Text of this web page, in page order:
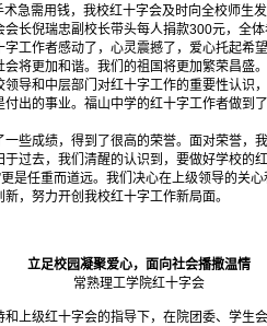
需用钱，我校红十字会及时向全校师生
长倪瑞忠副校长带头每人捐款300元，全
工作者感动了，心灵震撼了，爱心托起希
将更加和谐。我们的祖国将更加繁荣昌盛。
和中层部门对红十字工作的重要性认识
出的事业。福山中学的红十字工作者做到
成绩，得到了很高的荣誉。面对荣誉，
过去，我们清醒的认识到，要做好学校的
是任重而道远。我们决心在上级领导的关
，努力开创我校红十字工作新局面。
立足校园凝聚爱心，面向社会播撒温情
常熟理工学院红十字会
级红十字会的指导下，在院团委、学生